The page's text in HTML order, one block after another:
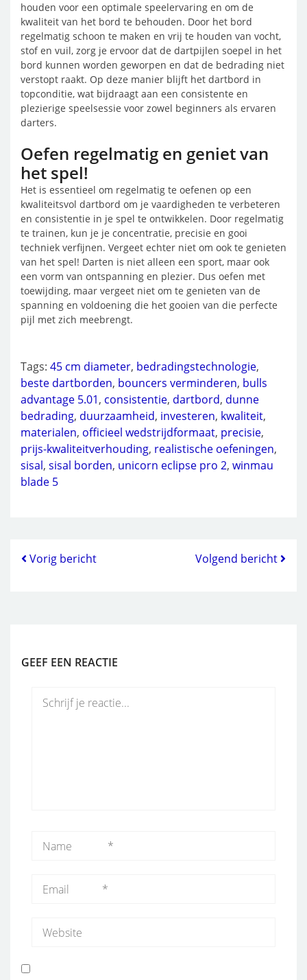
houden voor een optimale speelervaring en om de
kwaliteit van het bord te behouden. Door het bord
regelmatig schoon te maken en vrij te houden van vocht,
stof en vuil, zorg je ervoor dat de dartpijlen soepel in het
bord kunnen worden geworpen en dat de bedrading niet
verstopt raakt. Op deze manier blijft het dartbord in
topconditie, wat bijdraagt aan een consistente en
plezierige speelsessie voor zowel beginners als ervaren
darters.
Oefen regelmatig en geniet van
het spel!
Het is essentieel om regelmatig te oefenen op een
kwaliteitsvol dartbord om je vaardigheden te verbeteren
en consistentie in je spel te ontwikkelen. Door regelmatig
te trainen, kun je je concentratie, precisie en gooi
techniek verfijnen. Vergeet echter niet om ook te genieten
van het spel! Darten is niet alleen een sport, maar ook
een vorm van ontspanning en plezier. Dus oefen met
toewijding, maar vergeet niet om te genieten van de
spanning en voldoening die het gooien van die perfecte
pijl met zich meebrengt.
Tags: 45 cm diameter, bedradingstechnologie,
beste dartborden, bouncers verminderen, bulls
advantage 5.01, consistentie, dartbord, dunne
bedrading, duurzaamheid, investeren, kwaliteit,
materialen, officieel wedstrijdformaat, precisie,
prijs-kwaliteitverhouding, realistische oefeningen,
sisal, sisal borden, unicorn eclipse pro 2, winmau
blade 5
Vorig bericht Volgend bericht
GEEF EEN REACTIE